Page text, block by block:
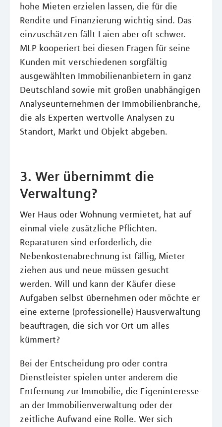
hohe Mieten erzielen lassen, die für die
Rendite und Finanzierung wichtig sind. Das
einzuschätzen fällt Laien aber oft schwer.
MLP kooperiert bei diesen Fragen für seine
Kunden mit verschiedenen sorgfältig
ausgewählten Immobilienanbietern in ganz
Deutschland sowie mit großen unabhängigen
Analyseunternehmen der Immobilienbranche,
die als Experten wertvolle Analysen zu
Standort, Markt und Objekt abgeben.
3. Wer übernimmt die
Verwaltung?
Wer Haus oder Wohnung vermietet, hat auf
einmal viele zusätzliche Pflichten.
Reparaturen sind erforderlich, die
Nebenkostenabrechnung ist fällig, Mieter
ziehen aus und neue müssen gesucht
werden. Will und kann der Käufer diese
Aufgaben selbst übernehmen oder möchte er
eine externe (professionelle) Hausverwaltung
beauftragen, die sich vor Ort um alles
kümmert?
Bei der Entscheidung pro oder contra
Dienstleister spielen unter anderem die
Entfernung zur Immobilie, die Eigeninteresse
an der Immobilienverwaltung oder der
zeitliche Aufwand eine Rolle. Wer sich